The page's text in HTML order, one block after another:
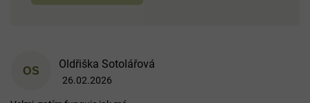
OS
Oldřiška Sotolářová
Hodnocení produktu je 5 z 5 hvězdiček.
26.02.2026